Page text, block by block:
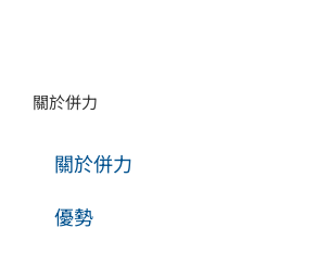
關於併力
關於併力
優勢